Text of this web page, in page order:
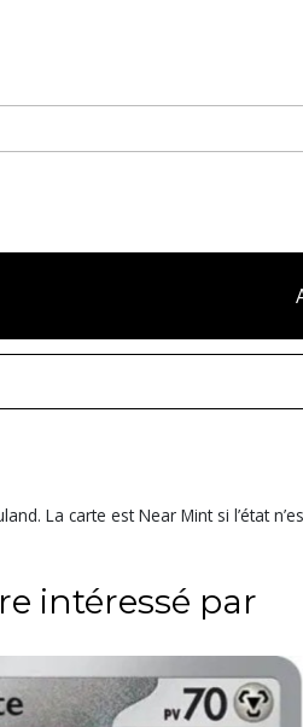
La carte est Near Mint si l’état
intéressé par